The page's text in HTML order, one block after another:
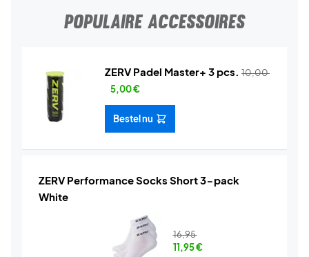
POPULAIRE ACCESSOIRES
ZERV Padel Master+ 3 pcs. 10,00
5,00€
Bestel nu
ZERV Performance Socks Short 3-pack
White
16,95
11,95€